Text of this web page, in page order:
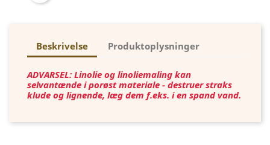
Beskrivelse Produktoplysninger
ADVARSEL: Linolie og linoliemaling kan
selvantænde i porøst materiale - destruer straks
klude og lignende, læg dem f.eks. i en spand vand.